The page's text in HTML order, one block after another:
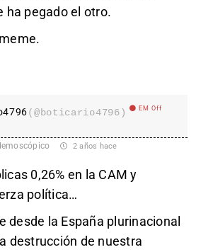
ha pegado el otro.
(@boticario4796) EM Off
2 años hace
0,26% en la CAM y
política…
desde la España plurinacional
destrucción de nuestra